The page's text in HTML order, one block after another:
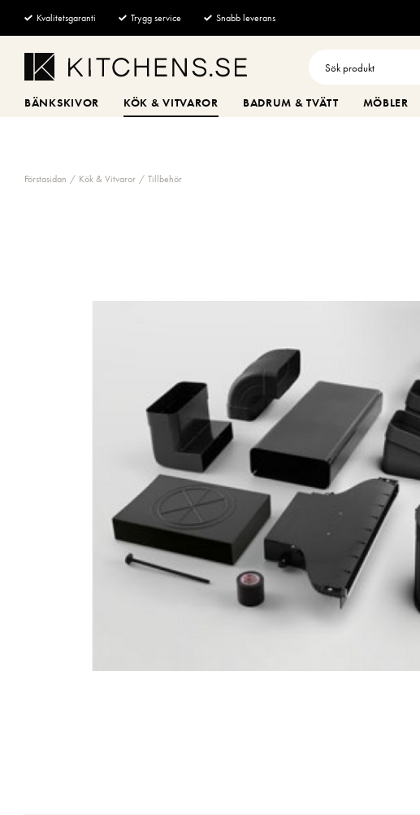
Kvalitetsgaranti Trygg service Snabb leverans
BÄNKSKIVOR KÖK & VITVAROR BADRUM & TVÄTT MÖBLER
Förstasidan Kök & Vitvaror Tillbehör